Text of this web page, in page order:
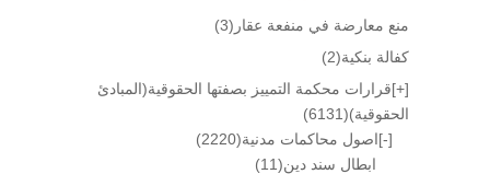
منع معارضة في منفعة عقار (3)
كفالة بنكية(2)
[+]قرارات محكمة التمييز بصفتها الحقوقية(المبادئ
الحقوقية)(6131)
[-]اصول محاكمات مدنية(2220)
ابطال سند دين(11)